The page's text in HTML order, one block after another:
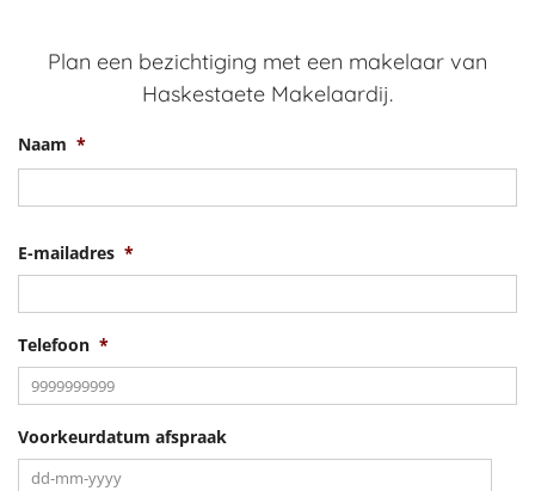
Plan een bezichtiging met een makelaar van
Haskestaete Makelaardij.
Naam *
E-mailadres *
Telefoon *
Voorkeurdatum afspraak